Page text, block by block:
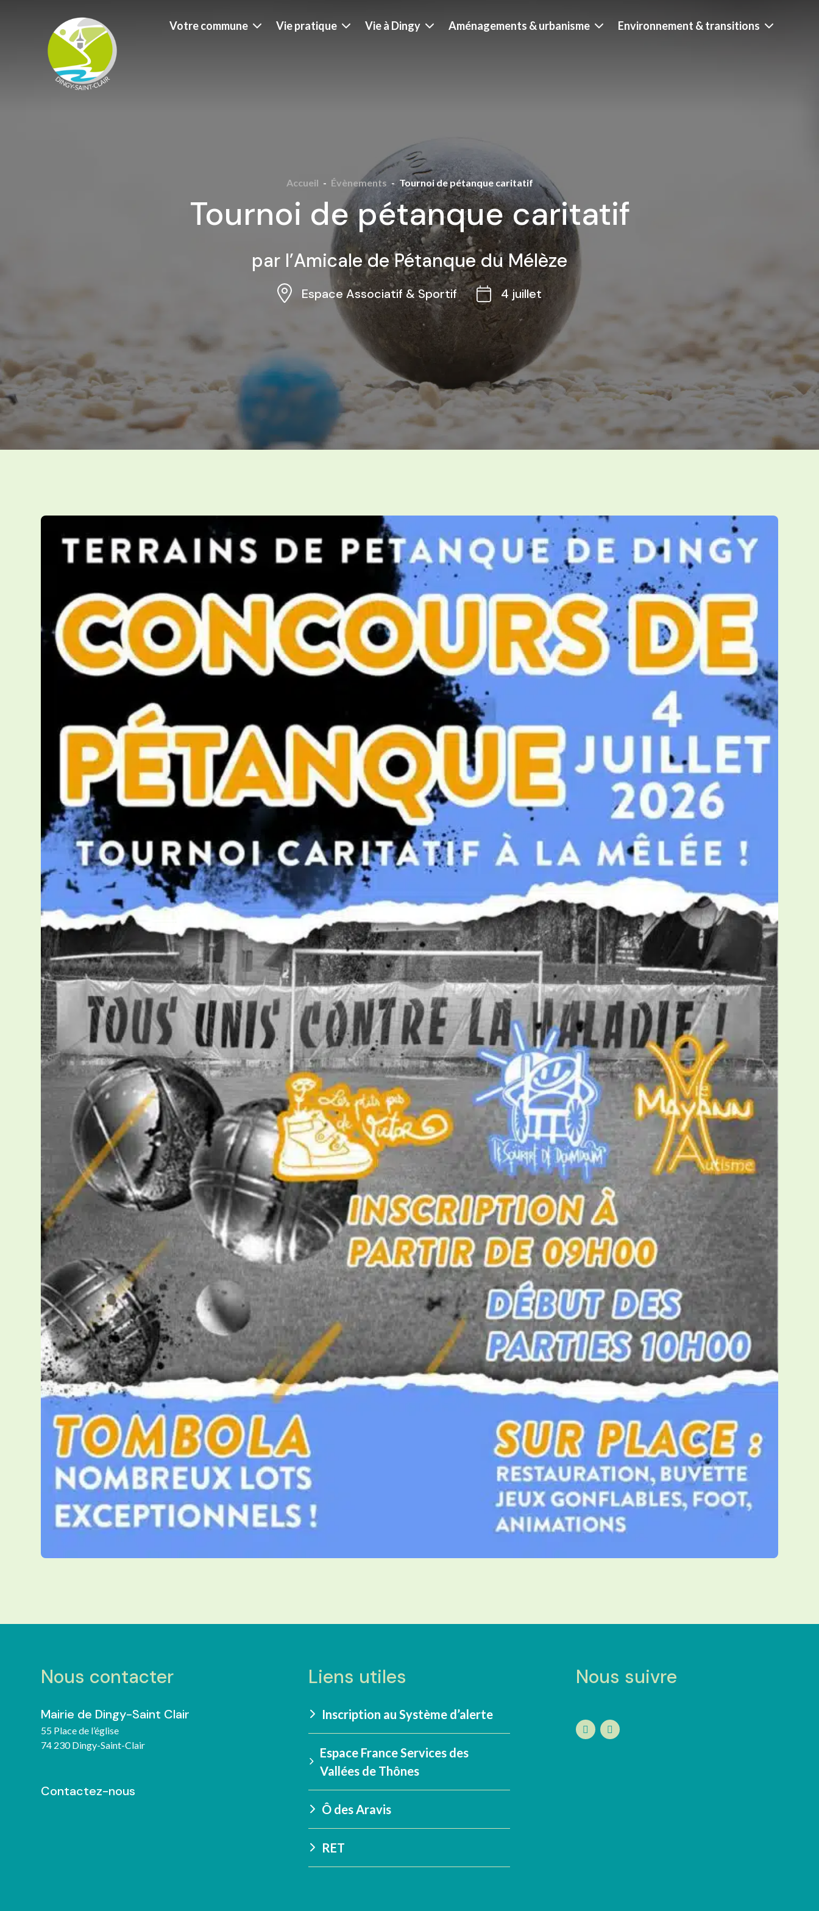
Votre commune Vie pratique Vie à Dingy Aménagements & urbanisme Environnement & transitions
Accueil - Évènements - Tournoi de pétanque caritatif
Tournoi de pétanque caritatif
par l’Amicale de Pétanque du Mélèze
Espace Associatif & Sportif 4 juillet
Nous contacter
Mairie de Dingy-Saint Clair
55 Place de l’église
74 230 Dingy-Saint-Clair
Contactez-nous
Liens utiles
Inscription au Système d’alerte
Espace France Services des
Vallées de Thônes
Ô des Aravis
RET
Nous suivre